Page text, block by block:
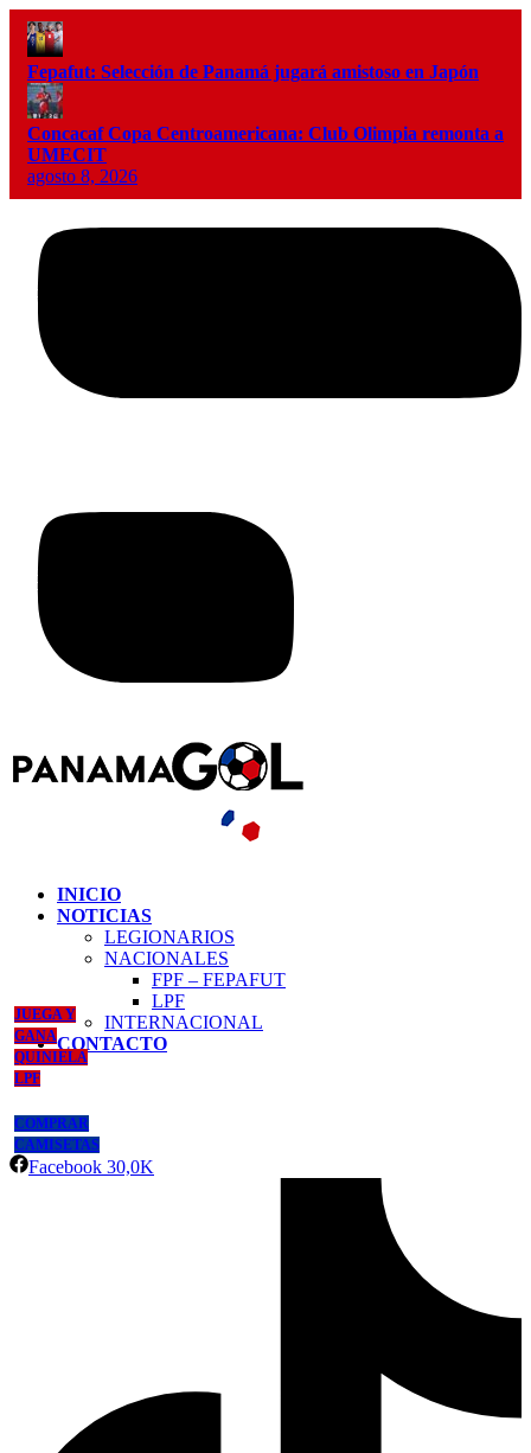
Fepafut: Selección de Panamá jugará amistoso en Japón
Concacaf Copa Centroamericana: Club Olimpia remonta a
UMECIT
agosto 8, 2026
INICIO
NOTICIAS
LEGIONARIOS
NACIONALES
FPF – FEPAFUT
LPF
INTERNACIONAL
CONTACTO
JUEGA Y
GANA
QUINIELA
LPF
COMPRAR
CAMISETAS
Facebook 30,0K